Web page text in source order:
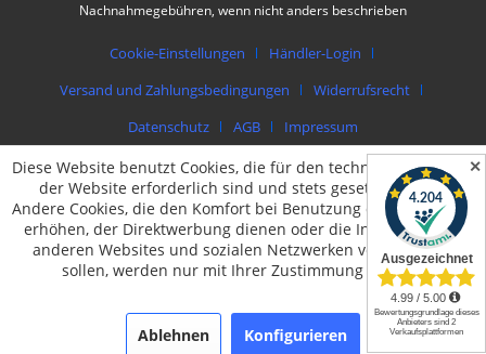
✕
Nachnahmegebühren, wenn nicht anders beschrieben
Cookie-Einstellungen
Händler-Login
Versand und Zahlungsbedingungen
Widerrufsrecht
Datenschutz
AGB Impressum
© by packing4u | Theme bymuto.at
Diese Website benutzt Cookies, die für den technischen Betrieb
der Website erforderlich sind und stets gesetzt werden.
Andere Cookies, die den Komfort bei Benutzung dieser Website
erhöhen, der Direktwerbung dienen oder die Interaktion mit
anderen Websites und sozialen Netzwerken vereinfachen
sollen, werden nur mit Ihrer Zustimmung gesetzt.
Ablehnen Konfigurieren